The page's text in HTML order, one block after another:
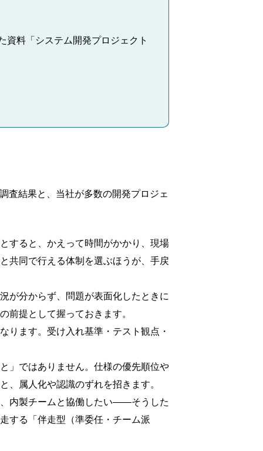
資料「システム開発プロジェクト
査結果と、当社が多数の開発プロジェ
すると、かえって時間がかかり、現場
共同で行える体制を選ぶほうが、手戻
が分からず、問題が表面化したときに
前提として握っておきます。
ります。受け入れ基準・テスト観点・
」ではありません。仕様の優先順位や
属人化や認識のずれを招きます。
内製チームと協働したい——そうした
する「伴走型（準委任・チーム派